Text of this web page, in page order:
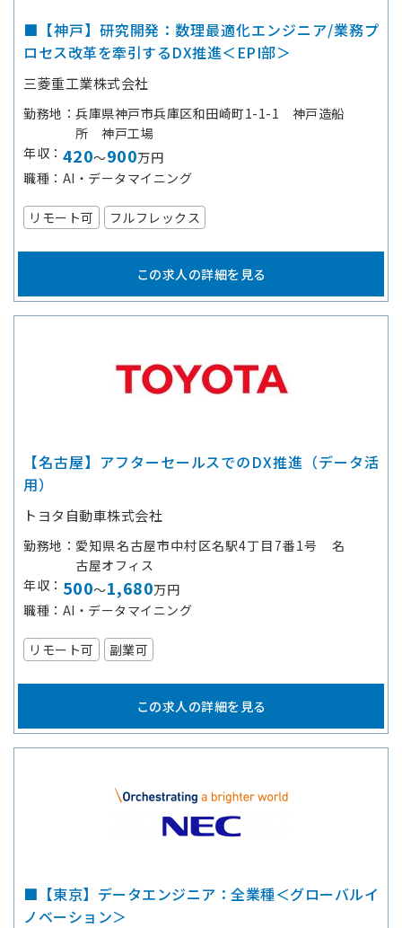
■【神戸】研究開発：数理最適化エンジニア/業務プ
ロセス改革を牽引するDX推進＜EPI部＞
三菱重工業株式会社
勤務地
兵庫県神戸市兵庫区和田崎町1-1-1 神戸造船
所 神戸工場
年収
420～900万円
職種
AI・データマイニング
リモート可 フルフレックス
この求人の詳細を見る
【名古屋】アフターセールスでのDX推進（データ活
用）
トヨタ自動車株式会社
勤務地
愛知県名古屋市中村区名駅4丁目7番1号 名
古屋オフィス
年収
500～1,680万円
職種
AI・データマイニング
リモート可 副業可
この求人の詳細を見る
■【東京】データエンジニア：全業種＜グローバルイ
ノベーション＞